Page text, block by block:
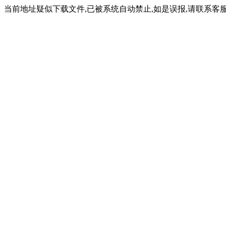
当前地址疑似下载文件,已被系统自动禁止,如是误报,请联系客